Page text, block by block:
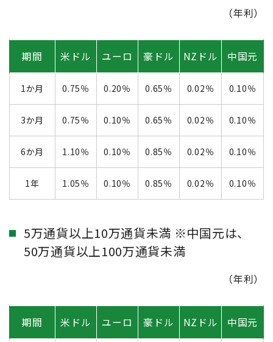
（年利）
期間 米ドル ユーロ 豪ドル NZドル 中国元
1か月 0.75％ 0.20％ 0.65％ 0.02％ 0.10％
3か月 0.75％ 0.10％ 0.65％ 0.02％ 0.10％
6か月 1.10％ 0.10％ 0.85％ 0.02％ 0.10％
1年 1.05％ 0.10％ 0.85％ 0.02％ 0.10％
5万通貨以上10万通貨未満 ※中国元は、
50万通貨以上100万通貨未満
（年利）
期間 米ドル ユーロ 豪ドル NZドル 中国元